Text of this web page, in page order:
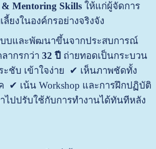
& Mentoring Skills ให้แก่ผู้จัดการ
ยงในองค์กรอย่างจริงจัง
บและพัฒนาขึ้นจากประสบการณ์
ากรกว่า 32 ปี ถ่ายทอดเป็นกระบวน
ะชับ เข้าใจง่าย ✔ เห็นภาพชัดทั้ง
✔ เน้น Workshop และการฝึกปฏิบัติ
ไปปรับใช้กับการทำงานได้ทันทีหลัง